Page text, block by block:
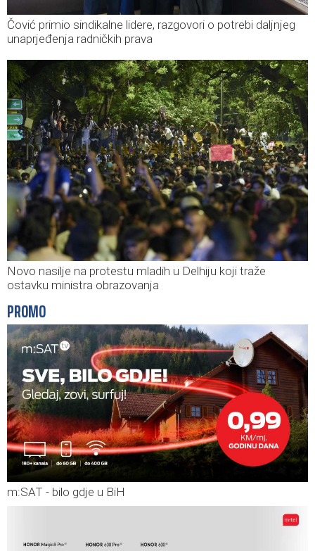
Čović primio sindikalne lidere, razgovori o potrebi daljnjeg
unaprjeđenja radničkih prava
Novo nasilje na protestu mladih u Delhiju koji traže
ostavku ministra obrazovanja
PROMO
m:SAT - bilo gdje u BiH